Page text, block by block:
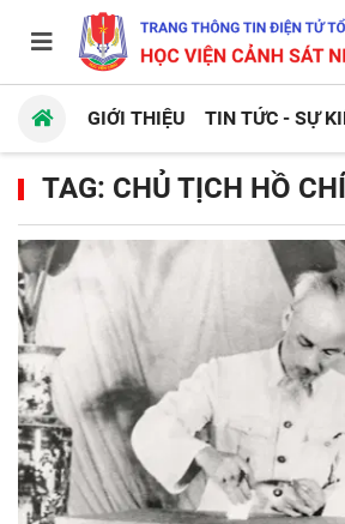
GIỚI THIỆU TIN TỨC - SỰ
TAG: CHỦ TỊCH HỒ